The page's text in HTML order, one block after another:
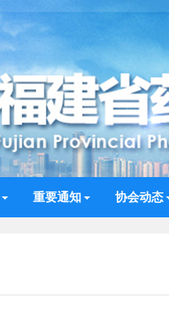
重要通知 协会动态